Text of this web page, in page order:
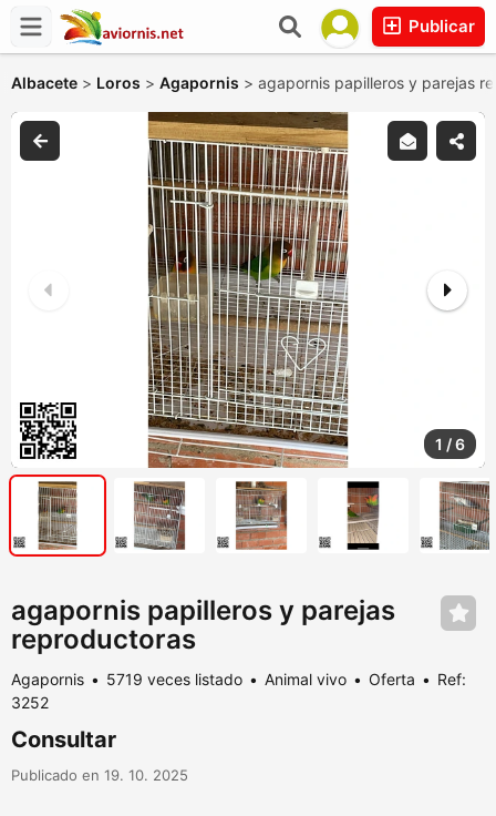
Publicar
Albacete > Loros > Agapornis > agapornis papilleros y parejas
1 /6
agapornis papilleros y parejas
reproductoras
Agapornis 5719 veces listado Animal vivo Oferta
Ref:
3252
Consultar
Publicado en 19. 10. 2025